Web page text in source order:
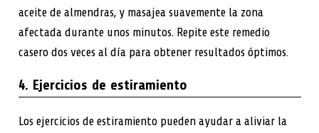
aceite de almendras, y masajea suavemente la zona
afectada durante unos minutos. Repite este remedio
casero dos veces al día para obtener resultados óptimos.
4. Ejercicios de estiramiento
Los ejercicios de estiramiento pueden ayudar a aliviar la